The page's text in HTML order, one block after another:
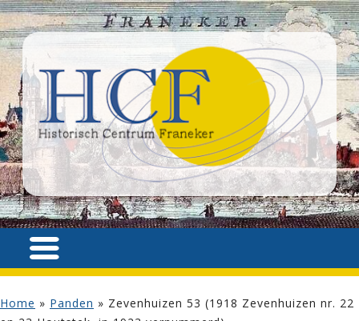
Home » Panden » Zevenhuizen 53 (1918 Zevenhuizen nr. 22